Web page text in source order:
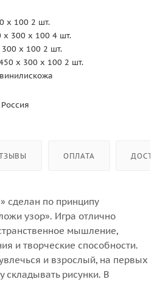
x 100 2 шт.
x 300 x 100 4 шт.
x 100 2 шт.
x 300 x 100 2 шт.
Россия
ОПЛАТА
сделан по принципу
узор». Игра отлично
мышление,
и творческие способности.
и взрослый, на первых
складывать рисунки. В